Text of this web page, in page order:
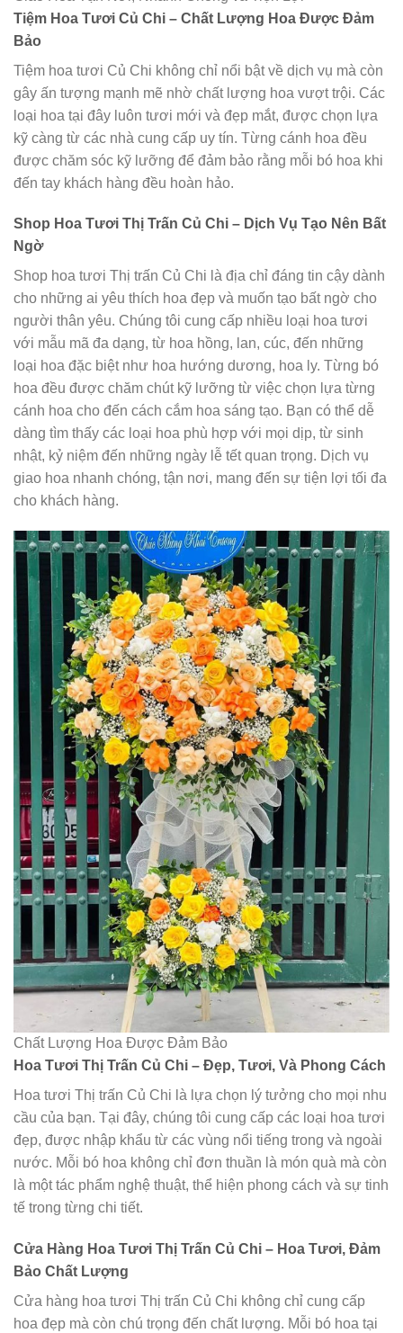
Tiệm Hoa Tươi Củ Chi – Chất Lượng Hoa Được Đảm
Bảo
Tiệm hoa tươi Củ Chi không chỉ nổi bật về dịch vụ mà còn
gây ấn tượng mạnh mẽ nhờ chất lượng hoa vượt trội. Các
loại hoa tại đây luôn tươi mới và đẹp mắt, được chọn lựa
kỹ càng từ các nhà cung cấp uy tín. Từng cánh hoa đều
được chăm sóc kỹ lưỡng để đảm bảo rằng mỗi bó hoa khi
đến tay khách hàng đều hoàn hảo.
Shop Hoa Tươi Thị Trấn Củ Chi – Dịch Vụ Tạo Nên Bất
Ngờ
Shop hoa tươi Thị trấn Củ Chi là địa chỉ đáng tin cậy dành
cho những ai yêu thích hoa đẹp và muốn tạo bất ngờ cho
người thân yêu. Chúng tôi cung cấp nhiều loại hoa tươi
với mẫu mã đa dạng, từ hoa hồng, lan, cúc, đến những
loại hoa đặc biệt như hoa hướng dương, hoa ly. Từng bó
hoa đều được chăm chút kỹ lưỡng từ việc chọn lựa từng
cánh hoa cho đến cách cắm hoa sáng tạo. Bạn có thể dễ
dàng tìm thấy các loại hoa phù hợp với mọi dịp, từ sinh
nhật, kỷ niệm đến những ngày lễ tết quan trọng. Dịch vụ
giao hoa nhanh chóng, tận nơi, mang đến sự tiện lợi tối đa
cho khách hàng.
Chất Lượng Hoa Được Đảm Bảo
Hoa Tươi Thị Trấn Củ Chi – Đẹp, Tươi, Và Phong Cách
Hoa tươi Thị trấn Củ Chi là lựa chọn lý tưởng cho mọi nhu
cầu của bạn. Tại đây, chúng tôi cung cấp các loại hoa tươi
đẹp, được nhập khẩu từ các vùng nổi tiếng trong và ngoài
nước. Mỗi bó hoa không chỉ đơn thuần là món quà mà còn
là một tác phẩm nghệ thuật, thể hiện phong cách và sự tinh
tế trong từng chi tiết.
Cửa Hàng Hoa Tươi Thị Trấn Củ Chi – Hoa Tươi, Đảm
Bảo Chất Lượng
Cửa hàng hoa tươi Thị trấn Củ Chi không chỉ cung cấp
hoa đẹp mà còn chú trọng đến chất lượng. Mỗi bó hoa tại